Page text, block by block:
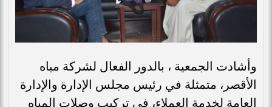
وأشادت الجمعية ، بالدور الفعال لشركة مياه
الأقصر، متمثلة في رئيس مجلس الإدارة والإدارة
العامة لخدمة العملاء، في تركيب وصلات المياه